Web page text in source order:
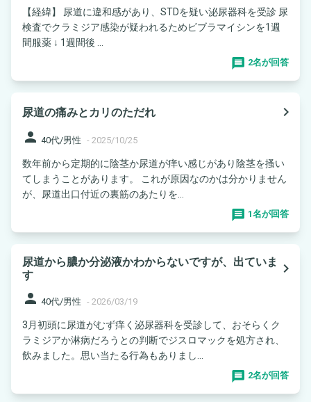
【経緯】 尿道に違和感があり、STDを疑い泌尿器科を受診 尿
検査でクラミジア感染が疑われるためビブラマイシンを1週
間服薬 ↓ 1週間後 ...
2名が回答
尿道の痛みとカリのただれ
navigate_next
person 40代/男性 - 2025/10/25
数年前から定期的に陰茎か尿道が痒い感じがあり陰茎を搔い
てしまうことがあります。 これが原因なのかは分かりません
が、尿道出口付近の裏筋のあたりを...
1名が回答
尿道から膿か分泌液かわからないですが、出ていま
す
navigate_next
person 40代/男性 - 2026/03/19
3月初頭に尿道がむず痒く泌尿器科を受診して、おそらくク
ラミジアか淋病だろうとの判断でジスロマックを処方され、
飲みました。思い当たる行為もありまし...
2名が回答